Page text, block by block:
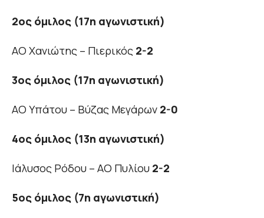
2ος όμιλος (17η αγωνιστική)
ΑΟ Χανιώτης – Πιερικός 2-2
3ος όμιλος (17η αγωνιστική)
ΑΟ Υπάτου – Βύζας Μεγάρων 2-0
4ος όμιλος (13η αγωνιστική)
Ιάλυσος Ρόδου – ΑΟ Πυλίου 2-2
5ος όμιλος (7η αγωνιστική)